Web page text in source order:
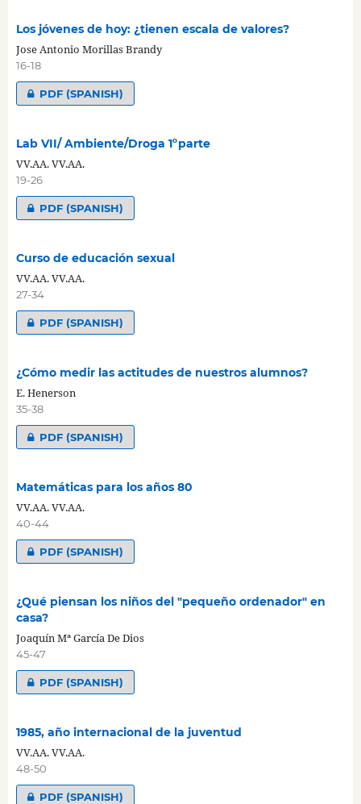
Los jóvenes de hoy: ¿tienen escala de valores?
Jose Antonio Morillas Brandy
16-18
PDF (SPANISH)
Lab VII/ Ambiente/Droga 1ºparte
VV.AA. VV.AA.
19-26
PDF (SPANISH)
Curso de educación sexual
VV.AA. VV.AA.
27-34
PDF (SPANISH)
¿Cómo medir las actitudes de nuestros alumnos?
E. Henerson
35-38
PDF (SPANISH)
Matemáticas para los años 80
VV.AA. VV.AA.
40-44
PDF (SPANISH)
¿Qué piensan los niños del "pequeño ordenador" en
casa?
Joaquín Mª García De Dios
45-47
PDF (SPANISH)
1985, año internacional de la juventud
VV.AA. VV.AA.
48-50
PDF (SPANISH)